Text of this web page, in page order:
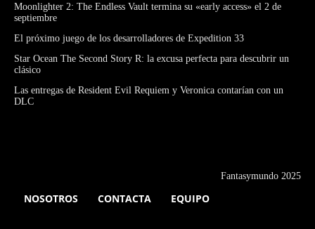
Moonlighter 2: The Endless Vault termina su «early access» el 2 de
septiembre
El próximo juego de los desarrolladores de Expedition 33
Star Ocean The Second Story R: la excusa perfecta para descubrir un
clásico
Las entregas de Resident Evil Requiem y Veronica contarían con un
DLC
Fantasymundo 2025
NOSOTROS CONTACTA EQUIPO